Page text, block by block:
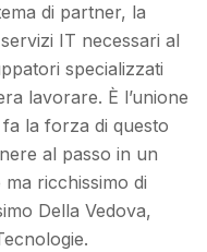
di partner, la
IT necessari al
specializzati
lavorare. È l’unione
la forza di questo
al passo in un
ricchissimo di
Della Vedova,